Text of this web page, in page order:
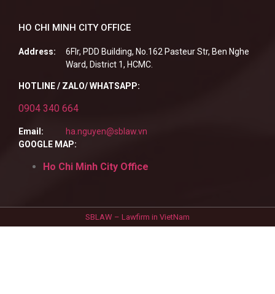
HO CHI MINH CITY OFFICE
Address:
6Flr, PDD Building, No.162 Pasteur Str, Ben Nghe
Ward, District 1, HCMC.
HOTLINE / ZALO/ WHATSAPP:
0904 340 664
Email:
ha.nguyen@sblaw.vn
GOOGLE MAP:
Ho Chi Minh City Office
SBLAW – Lawfirm in VietNam